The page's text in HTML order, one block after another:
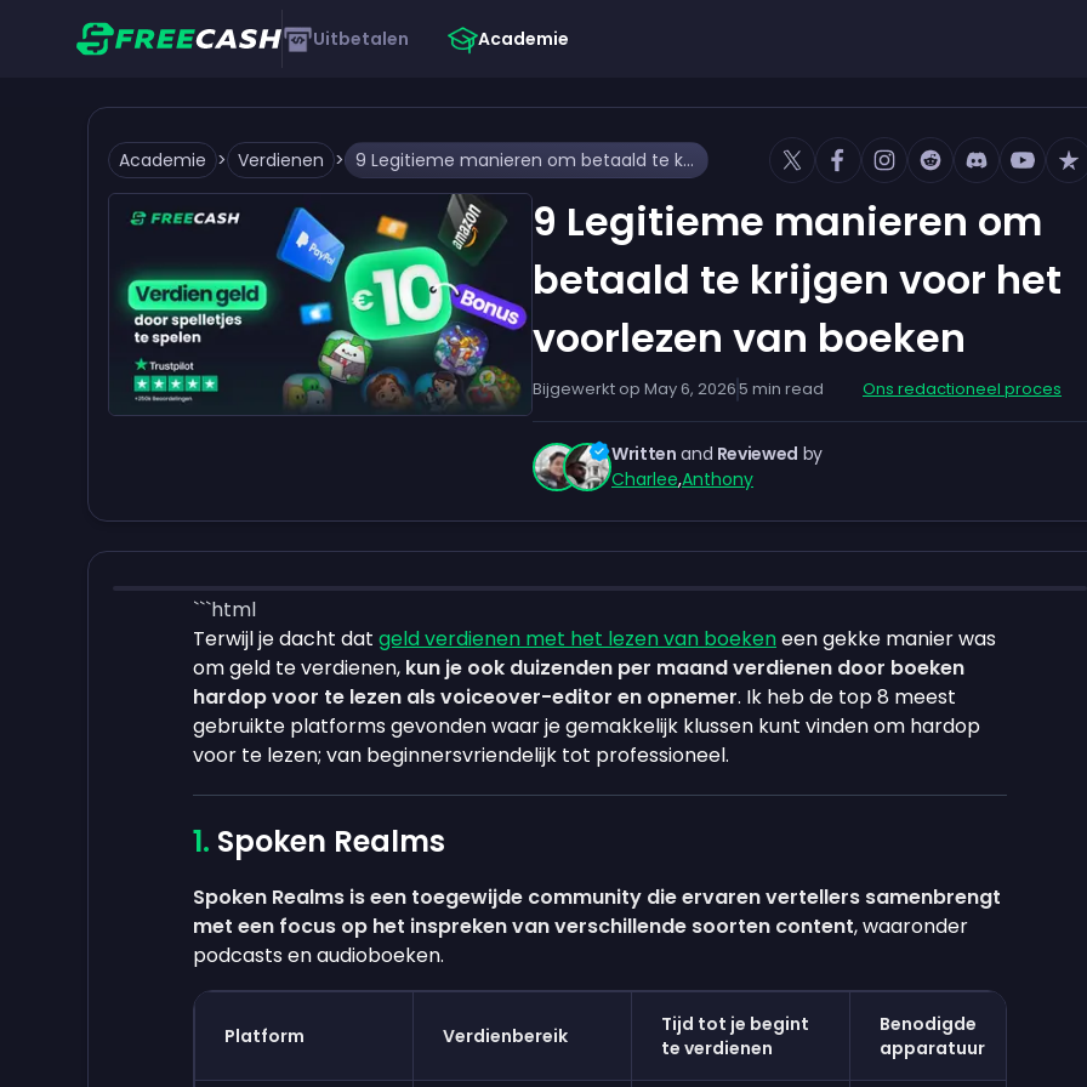
Uitbetalen Academie
Academie > Verdienen > 9 Legitieme manieren om betaald te krijgen voor het voorlezen van boeken
9 Legitieme manieren om
betaald te krijgen voor het
voorlezen van boeken
Bijgewerkt op May 6, 20265 min read Ons redactioneel proces
Written and Reviewed by
Charlee,Anthony
```html
Terwijl je dacht dat geld verdienen met het lezen van boekeneen gekke manier was
om geld te verdienen, kun je ook duizenden per maand verdienen door boeken
hardop voor te lezen als voiceover-editor en opnemer. Ik heb de top 8 meest
gebruikte platforms gevonden waar je gemakkelijk klussen kunt vinden om hardop
voor te lezen; van beginnersvriendelijk tot professioneel.
Spoken Realms
Spoken Realms is een toegewijde community die ervaren vertellers samenbrengt
met een focus op het inspreken van verschillende soorten content, waaronder
podcasts en audioboeken.
Platform Verdienbereik
Tijd tot je begint
te verdienen
Benodigde
apparatuur